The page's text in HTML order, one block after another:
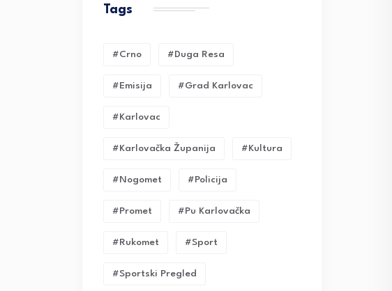
Tags
#crno #duga Resa
#emisija #grad Karlovac
#karlovac
#karlovačka Županija #kultura
#nogomet #policija
#promet #pu Karlovačka
#rukomet #sport
#sportski Pregled